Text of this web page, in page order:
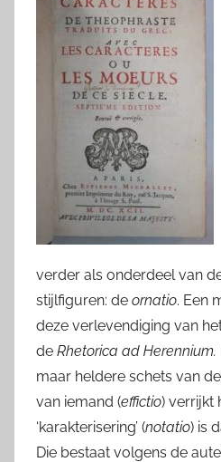
verder als onderdeel van
stijlfiguren: de ornatio. Een
deze verlevendiging van
de Rhetorica ad Herennium.
maar heldere schets van
van iemand (effictio) verrijkt
‘karakterisering’ (notatio) is
Die bestaat volgens de